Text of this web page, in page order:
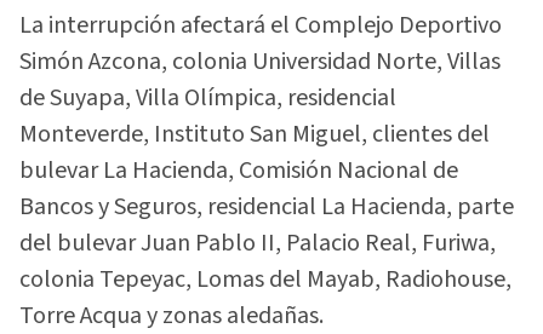
La interrupción afectará el Complejo Deportivo
Simón Azcona, colonia Universidad Norte, Villas
de Suyapa, Villa Olímpica, residencial
Monteverde, Instituto San Miguel, clientes del
bulevar La Hacienda, Comisión Nacional de
Bancos y Seguros, residencial La Hacienda, parte
del bulevar Juan Pablo II, Palacio Real, Furiwa,
colonia Tepeyac, Lomas del Mayab, Radiohouse,
Torre Acqua y zonas aledañas.